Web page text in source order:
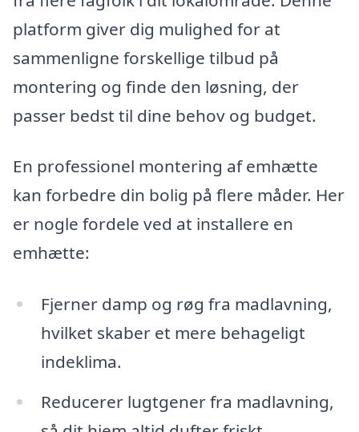
platform giver dig mulighed for at
sammenligne forskellige tilbud på
montering og finde den løsning, der
passer bedst til dine behov og budget.
En professionel montering af emhætte
kan forbedre din bolig på flere måder. Her
er nogle fordele ved at installere en
emhætte:
Fjerner damp og røg fra madlavning,
hvilket skaber et mere behageligt
indeklima.
Reducerer lugtgener fra madlavning,